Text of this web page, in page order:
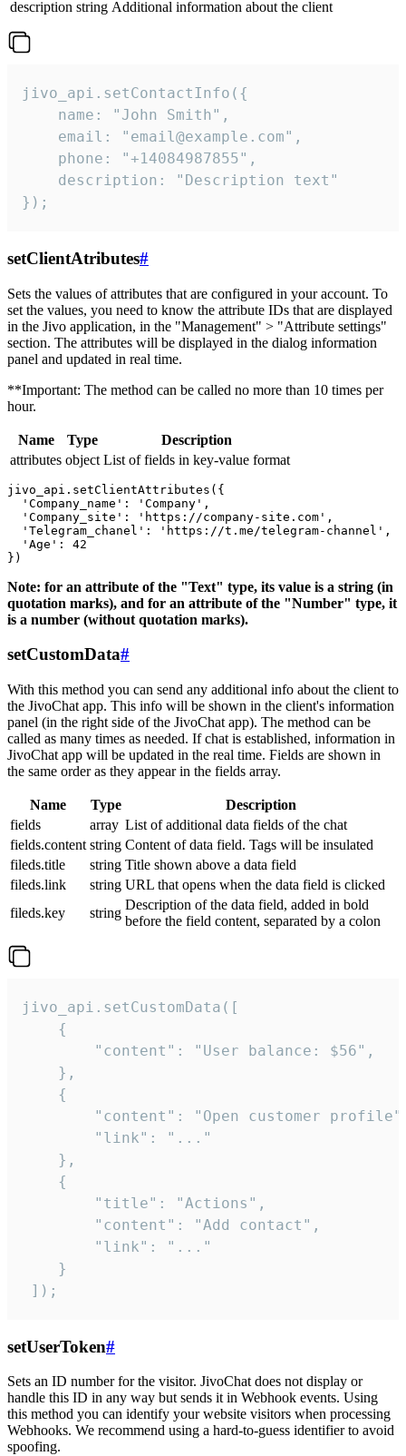
description string Additional information about the client
jivo_api.setContactInfo({
    name: "John Smith",
    email: "email@example.com",
    phone: "+14084987855",
    description: "Description text"
});
setClientAtributes#
Sets the values ​​of attributes that are configured in your account. To
set the values, you need to know the attribute IDs that are displayed
in the Jivo application, in the "Management" > "Attribute settings"
section. The attributes will be displayed in the dialog information
panel and updated in real time.
**Important: The method can be called no more than 10 times per
hour.
Name Type
Description
attributes object List of fields in key-value format
jivo_api.setClientAttributes({
  'Company_name': 'Company',
  'Company_site': 'https://company-site.com',
  'Telegram_chanel': 'https://t.me/telegram-channel',
  'Age': 42
Note: for an attribute of the "Text" type, its value is a string (in
quotation marks), and for an attribute of the "Number" type, it
is a number (without quotation marks).
setCustomData#
With this method you can send any additional info about the client to
the JivoChat app. This info will be shown in the client's information
panel (in the right side of the JivoChat app). The method can be
called as many times as needed. If chat is established, information in
JivoChat app will be updated in the real time. Fields are shown in
the same order as they appear in the fields array.
Name Type
Description
fields
array List of additional data fields of the chat
fields.content string Content of data field. Tags will be insulated
fileds.title
string Title shown above a data field
fileds.link
string URL that opens when the data field is clicked
fileds.key
string
Description of the data field, added in bold
before the field content, separated by a colon
jivo_api.setCustomData([
    {
        "content": "User balance: $56",
    },
    {
"content": "Open customer
        "link": "..."
    },
    {
        "title": "Actions",
        "content": "Add contact",
        "link": "..."
    }
]);
setUserToken#
Sets an ID number for the visitor. JivoChat does not display or
handle this ID in any way but sends it in Webhook events. Using
this method you can identify your website visitors when processing
Webhooks. We recommend using a hard-to-guess identifier to avoid
spoofing.